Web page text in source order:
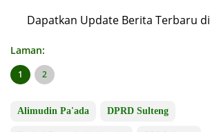
Dapatkan Update Berita Terbaru di
Laman:
1 2
Alimudin Pa'ada DPRD Sulteng